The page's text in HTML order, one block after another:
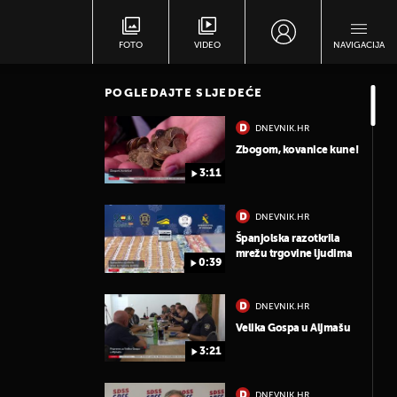
FOTO VIDEO NAVIGACIJA
POGLEDAJTE SLJEDEĆE
3:11
DNEVNIK.HR
Zbogom, kovanice kune!
0:39
DNEVNIK.HR
Španjolska razotkrila
mrežu trgovine ljudima
3:21
DNEVNIK.HR
Velika Gospa u Aljmašu